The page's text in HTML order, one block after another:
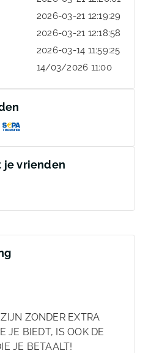
2026-03-21 12:19:29
2026-03-21 12:18:58
2026-03-14 11:59:25
14/03/2026 11:00
je vrienden
ZONDER EXTRA
JE BIEDT, IS OOK DE
JE BETAALT!